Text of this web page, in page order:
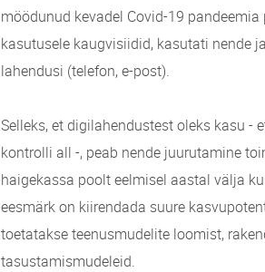
möödunud kevadel Covid-19
kasutusele kaugvisiidid, kasutati nende
lahendusi (telefon, e-post).
Selleks, et digilahendustest oleks kasu -
kontrolli all -, peab nende juurutamine
haigekassa poolt eelmisel aastal välja
eesmärk on kiirendada suure
toetatakse teenusmudelite loomist,
tasustamismudeleid.